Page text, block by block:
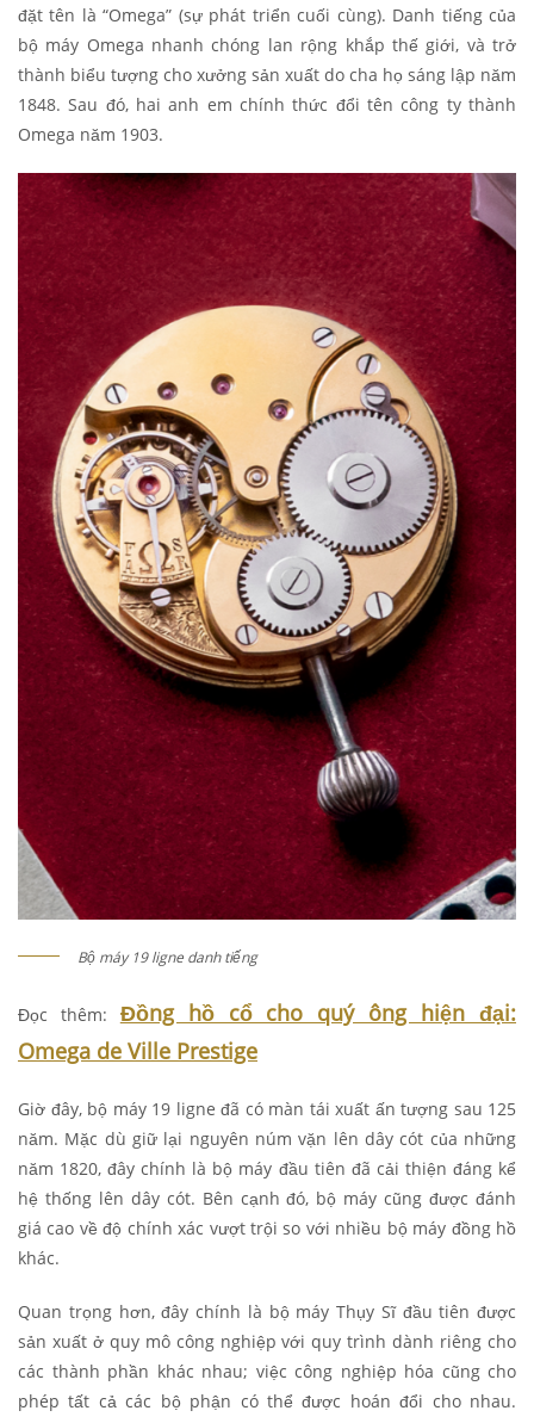
đặt tên là “Omega” (sự phát triển cuối cùng). Danh tiếng của
bộ máy Omega nhanh chóng lan rộng khắp thế giới, và trở
thành biểu tượng cho xưởng sản xuất do cha họ sáng lập năm
1848. Sau đó, hai anh em chính thức đổi tên công ty thành
Omega năm 1903.
Bộ máy 19 ligne danh tiếng
Đọc thêm: Đồng hồ cổ cho quý ông hiện đại:
Omega de Ville Prestige
Giờ đây, bộ máy 19 ligne đã có màn tái xuất ấn tượng sau 125
năm. Mặc dù giữ lại nguyên núm vặn lên dây cót của những
năm 1820, đây chính là bộ máy đầu tiên đã cải thiện đáng kể
hệ thống lên dây cót. Bên cạnh đó, bộ máy cũng được đánh
giá cao về độ chính xác vượt trội so với nhiều bộ máy đồng hồ
khác.
Quan trọng hơn, đây chính là bộ máy Thụy Sĩ đầu tiên được
sản xuất ở quy mô công nghiệp với quy trình dành riêng cho
các thành phần khác nhau; việc công nghiệp hóa cũng cho
phép tất cả các bộ phận có thể được hoán đổi cho nhau.